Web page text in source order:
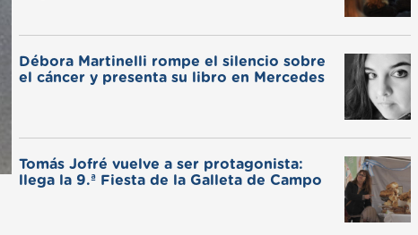
Débora Martinelli rompe el silencio sobre
el cáncer y presenta su libro en Mercedes
Tomás Jofré vuelve a ser protagonista:
llega la 9.ª Fiesta de la Galleta de Campo